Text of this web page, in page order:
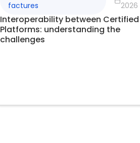
factures
2026
Interoperability between Certified
Platforms: understanding the
challenges